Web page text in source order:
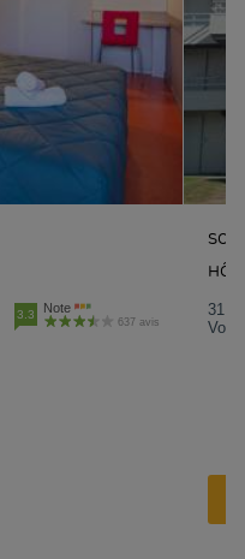
3.3 Note
637 avis
31.4
Voir